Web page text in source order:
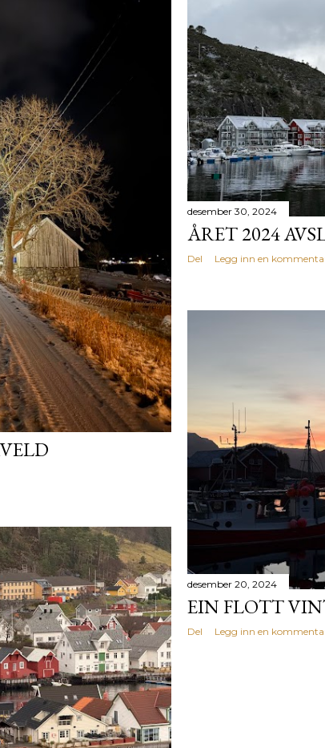
desember 30, 2024
ÅRET 2024
Del Legg inn en
desember 20, 2024
EIN FLOTT
Del Legg inn en